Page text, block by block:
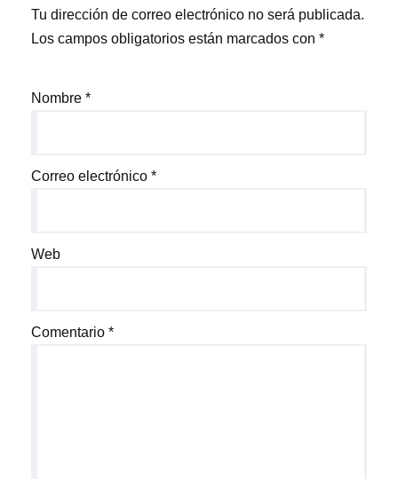
Tu dirección de correo electrónico no será publicada.
Los campos obligatorios están marcados con *
Nombre *
Correo electrónico *
Web
Comentario *